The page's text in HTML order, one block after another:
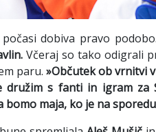
počasi dobiva pravo
Včeraj so tako odigrali
paru. »Občutek ob vrnitvi
družim s fanti in igram za
bomo maja, ko je na